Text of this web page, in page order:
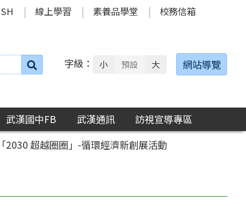
線上學習 素養品學堂 校務信箱
搜
字級： 小 預設 大 網站導覽
武漢國中FB 武漢通訊
訪視宣導專區
超越圈圈」-循環經濟新創展活動